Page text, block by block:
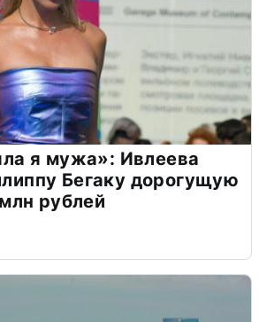
я мужа»: Ивлеева
Бегаку дорогущую
рублей